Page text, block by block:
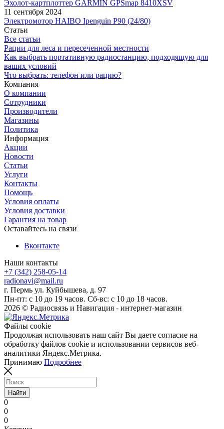
Эхолот-картплоттер GARMIN GPSmap 8410XSV
11 сентября 2024
Электромотор HAIBO Ipenguin P90 (24/80)
Статьи
Все статьи
Рации для леса и пересеченной местности
Как выбрать портативную радиостанцию, подходящую для
ваших условий
Что выбрать: телефон или рацию?
Компания
О компании
Сотрудники
Производители
Магазины
Политика
Информация
Акции
Новости
Статьи
Услуги
Контакты
Помощь
Условия оплаты
Условия доставки
Гарантия на товар
Оставайтесь на связи
Вконтакте
Наши контакты
+7 (342) 258-05-14
radionavi@mail.ru
г. Пермь ул. Куйбышева, д. 97
Пн-пт: с 10 до 19 часов. Сб-вс: с 10 до 18 часов.
2026 © Радиосвязь и Навигация - интернет-магазин
Файлы cookie
Продолжая использовать наш сайт Вы даете согласие на
обработку файлов cookie и использовании сервисов веб-
аналитики Яндекс.Метрика.
Принимаю Подробнее
Найти
0
0
0